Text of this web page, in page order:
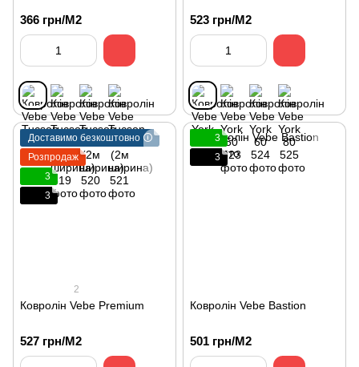
366 грн/М2 523 грн/М2
Доставимо безкоштовно 🛈
Розпродаж
3
3
2
Ковролін Vebe Premium
527 грн/М2
3
3
Ковролін Vebe Bastion
501 грн/М2